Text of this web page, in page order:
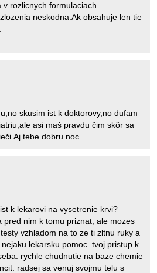
rozlicnych formulaciach.
neskodna.Ak obsahuje len tie
skusim ist k doktorovy,no dufam
asi maš pravdu čim skôr sa
tebe dobru noc
k lekarovi na vysetrenie krvi?
pred nim k tomu priznat, ale mozes
vzhladom na to ze ti zltnu ruky a
lekarsku pomoc. tvoj pristup k
rychle chudnutie na baze chemie
radsej sa venuj svojmu telu s